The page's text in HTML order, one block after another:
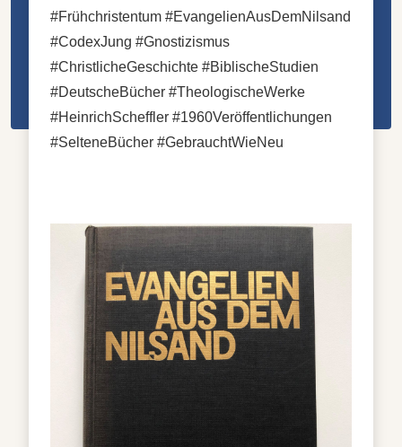
#Frühchristentum #EvangelienAusDemNilsand
#CodexJung #Gnostizismus
#ChristlicheGeschichte #BiblischeStudien
#DeutscheBücher #TheologischeWerke
#HeinrichScheffler #1960Veröffentlichungen
#SelteneBücher #GebrauchtWieNeu